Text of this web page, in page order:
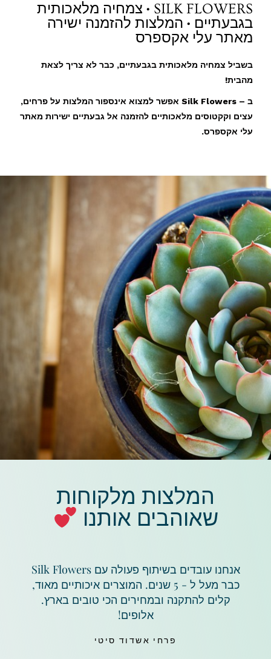
SILK FLOWERS • צמחיה מלאכותית
בגבעתיים • המלצות להזמנה ישירה
מאתר עלי אקספרס
בשביל צמחיה מלאכותית בגבעתיים, כבר לא צריך לצאת
מהבית!
ב – Silk Flowers אפשר למצוא אינספור המלצות על פרחים,
עצים וקקטוסים מלאכותיים להזמנה אל גבעתיים ישירות מאתר
עלי אקספרס.
המלצות מלקוחות
שאוהבים אותנו
אנחנו עובדים בשיתוף פעולה עם Silk Flowers
כבר מעל ל - 5 שנים. המוצרים איכותיים מאוד,
קלים להתקנה ובמחירים הכי טובים בארץ.
אלופים!
פרחי אשדוד סיטי